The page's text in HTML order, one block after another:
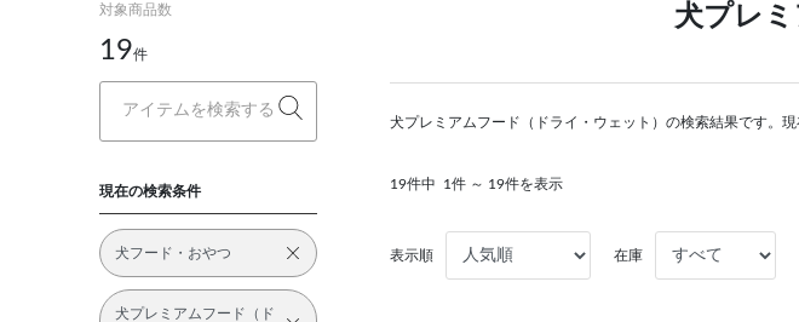
対象商品数
19件
現在の検索条件
犬フード・おやつ
犬プレミアムフード（ド
犬プレ
犬プレミアムフード（ドライ・ウェット）の検索結果です。
19件中 1件 ～ 19件を表示
表示順 在庫